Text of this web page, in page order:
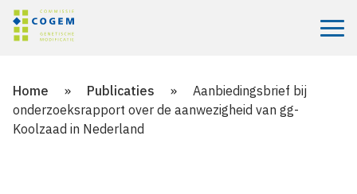
Menu
Home » Publicaties »
Aanbiedingsbrief bij
onderzoeksrapport over de aanwezigheid van gg-
Koolzaad in Nederland